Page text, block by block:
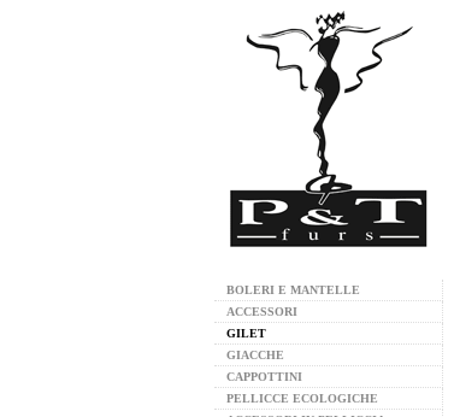
BOLERI E MANTELLE
ACCESSORI
GILET
GIACCHE
CAPPOTTINI
PELLICCE ECOLOGICHE